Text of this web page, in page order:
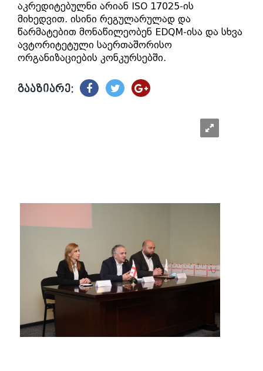
აკრედიტებულნი არიან ISO 17025-ის
მიხედვით. ისინი რეგულარულად და
წარმატებით მონაწილეობენ EDQM-ისა და სხვა
ავტორიტეტული საერთაშორისო
ორგანიზაციების კონკურსებში.
გააზიარე: